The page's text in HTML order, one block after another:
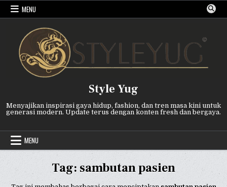
Skip
MENU
Style Yug
Menyajikan inspirasi gaya hidup, fashion, dan tren masa kini untuk
generasi modern. Update terus dengan konten fresh dan bergaya.
MENU
Tag: sambutan pasien